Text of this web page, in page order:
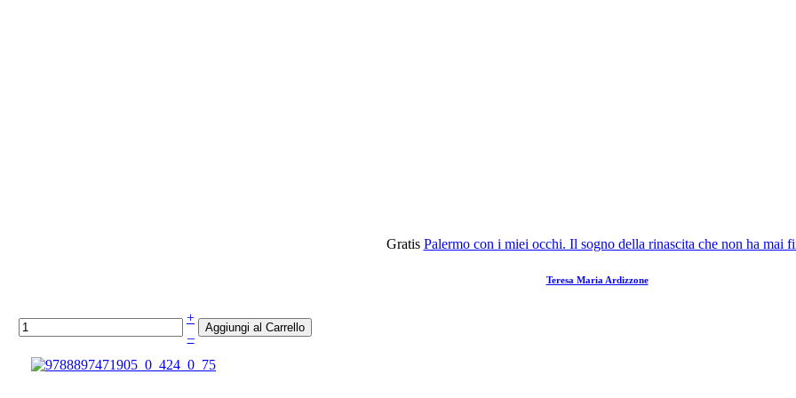
Gratis Palermo con i miei occhi. Il sogno della rinascita che non ha mai
Teresa Maria Ardizzone
+
–